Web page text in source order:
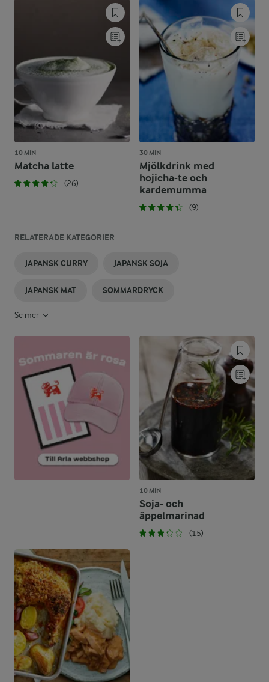
10 MIN
Matcha latte
(26)
30 MIN
Mjölkdrink med
hojicha-te och
kardemumma
(9)
RELATERADE KATEGORIER
JAPANSK CURRY JAPANSK SOJA
JAPANSK MAT SOMMARDRYCK
Se mer
10 MIN
Soja- och
äppelmarinad
(15)